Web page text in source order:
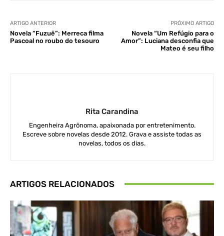
ARTIGO ANTERIOR
Novela “Fuzuê”: Merreca filma
Pascoal no roubo do tesouro
PRÓXIMO ARTIGO
Novela “Um Refúgio para o
Amor”: Luciana desconfia que
Mateo é seu filho
Rita Carandina
Engenheira Agrônoma, apaixonada por entretenimento.
Escreve sobre novelas desde 2012. Grava e assiste todas as
novelas, todos os dias.
ARTIGOS RELACIONADOS